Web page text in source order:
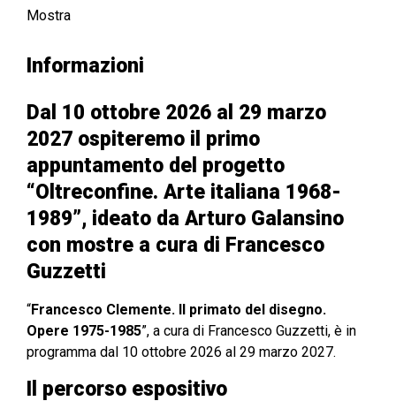
Mostra
Informazioni
Dal 10 ottobre 2026 al 29 marzo
2027 ospiteremo il primo
appuntamento del progetto
“Oltreconfine. Arte italiana 1968-
1989”, ideato da Arturo Galansino
con mostre a cura di Francesco
Guzzetti
“Francesco Clemente. Il primato del disegno.
Opere 1975-1985”, a cura di Francesco Guzzetti, è in
programma dal 10 ottobre 2026 al 29 marzo 2027.
Il percorso espositivo